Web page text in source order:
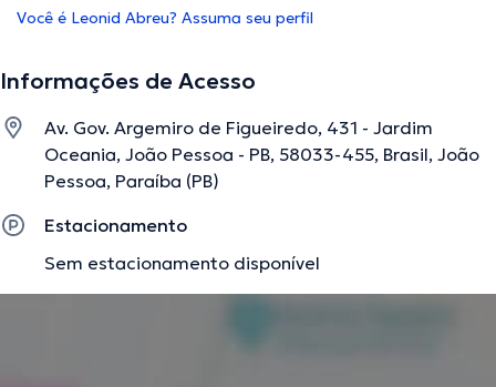
Você é Leonid Abreu? Assuma seu perfil
Informações de Acesso
Av. Gov. Argemiro de Figueiredo, 431 - Jardim
Oceania, João Pessoa - PB, 58033-455, Brasil, João
Pessoa, Paraíba (PB)
Estacionamento
Sem estacionamento disponível